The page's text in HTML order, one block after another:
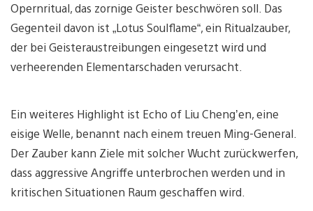
Opernritual, das zornige Geister beschwören soll. Das
Gegenteil davon ist „Lotus Soulflame“, ein Ritualzauber,
der bei Geisteraustreibungen eingesetzt wird und
verheerenden Elementarschaden verursacht.
Ein weiteres Highlight ist Echo of Liu Cheng’en, eine
eisige Welle, benannt nach einem treuen Ming-General.
Der Zauber kann Ziele mit solcher Wucht zurückwerfen,
dass aggressive Angriffe unterbrochen werden und in
kritischen Situationen Raum geschaffen wird.